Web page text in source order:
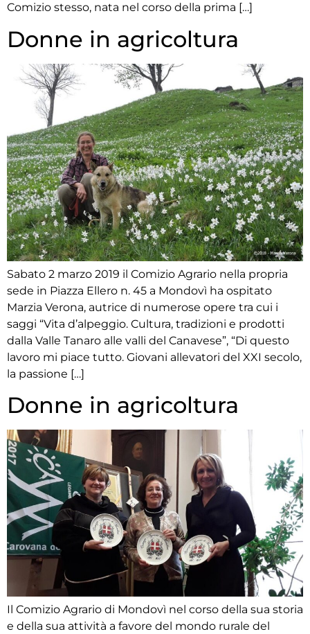
Comizio stesso, nata nel corso della prima […]
Donne in agricoltura
Sabato 2 marzo 2019 il Comizio Agrario nella propria
sede in Piazza Ellero n. 45 a Mondovì ha ospitato
Marzia Verona, autrice di numerose opere tra cui i
saggi “Vita d’alpeggio. Cultura, tradizioni e prodotti
dalla Valle Tanaro alle valli del Canavese”, “Di questo
lavoro mi piace tutto. Giovani allevatori del XXI secolo,
la passione […]
Donne in agricoltura
Il Comizio Agrario di Mondovì nel corso della sua storia
e della sua attività a favore del mondo rurale del